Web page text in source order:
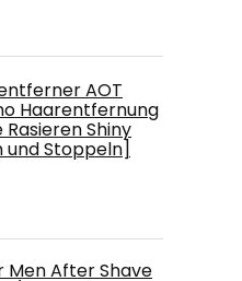
AOT
Haarentfernung
Shiny
und Stoppeln]
Men After Shave